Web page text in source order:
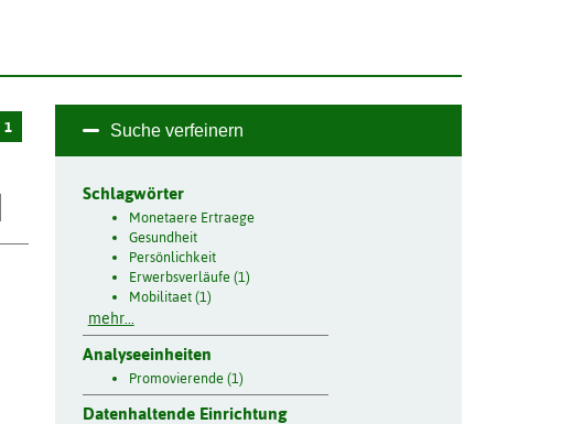
1 Suche verfeinern
Schlagwörter
Monetaere Ertraege
Gesundheit
Persönlichkeit
Erwerbsverläufe (1)
Mobilitaet (1)
mehr...
Analyseeinheiten
Promovierende (1)
Datenhaltende Einrichtung